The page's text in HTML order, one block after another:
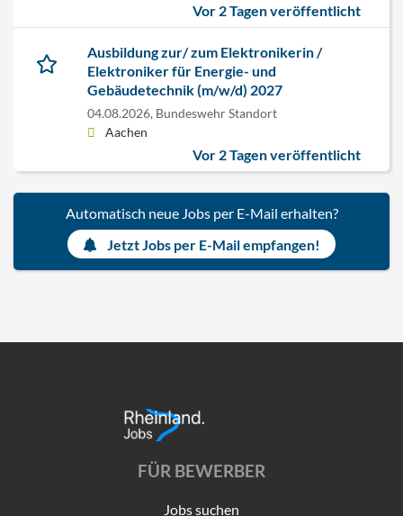
Vor 2 Tagen veröffentlicht
Ausbildung zur/ zum Elektronikerin /
Elektroniker für Energie- und
Gebäudetechnik (m/w/d) 2027
04.08.2026, Bundeswehr Standort
Aachen
Vor 2 Tagen veröffentlicht
Automatisch neue Jobs per E-Mail erhalten?
Jetzt Jobs per E-Mail empfangen!
FÜR BEWERBER
Jobs suchen